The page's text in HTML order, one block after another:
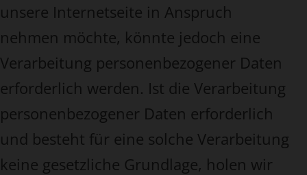
unsere Internetseite in Anspruch
nehmen möchte, könnte jedoch eine
Verarbeitung personenbezogener Daten
erforderlich werden. Ist die Verarbeitung
personenbezogener Daten erforderlich
und besteht für eine solche Verarbeitung
keine gesetzliche Grundlage, holen wir